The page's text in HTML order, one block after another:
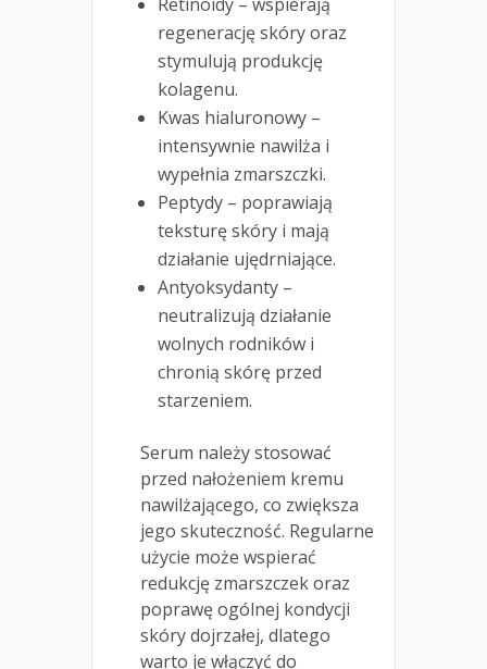
regenerację skóry oraz
stymulują produkcję
kolagenu.
Kwas hialuronowy –
intensywnie nawilża i
wypełnia zmarszczki.
Peptydy – poprawiają
teksturę skóry i mają
działanie ujędrniające.
Antyoksydanty –
neutralizują działanie
wolnych rodników i
chronią skórę przed
starzeniem.
Serum należy stosować
przed nałożeniem kremu
nawilżającego, co zwiększa
jego skuteczność. Regularne
użycie może wspierać
redukcję zmarszczek oraz
poprawę ogólnej kondycji
skóry dojrzałej, dlatego
warto je włączyć do